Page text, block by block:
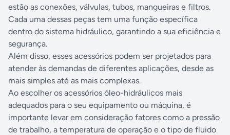
estão as conexões, válvulas, tubos, mangueiras e filtros.
Cada uma dessas peças tem uma função específica
dentro do sistema hidráulico, garantindo a sua eficiência e
segurança.
Além disso, esses acessórios podem ser projetados para
atender às demandas de diferentes aplicações, desde as
mais simples até as mais complexas.
Ao escolher os acessórios óleo-hidráulicos mais
adequados para o seu equipamento ou máquina, é
importante levar em consideração fatores como a pressão
de trabalho, a temperatura de operação e o tipo de fluido